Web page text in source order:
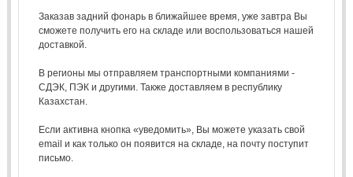
Заказав задний фонарь в ближайшее время, уже завтра Вы
сможете получить его на складе или воспользоваться нашей
доставкой.
В регионы мы отправляем транспортными компаниями -
СДЭК, ПЭК и другими. Также доставляем в республику
Казахстан.
Если активна кнопка «уведомить», Вы можете указать свой
email и как только он появится на складе, на почту поступит
письмо.